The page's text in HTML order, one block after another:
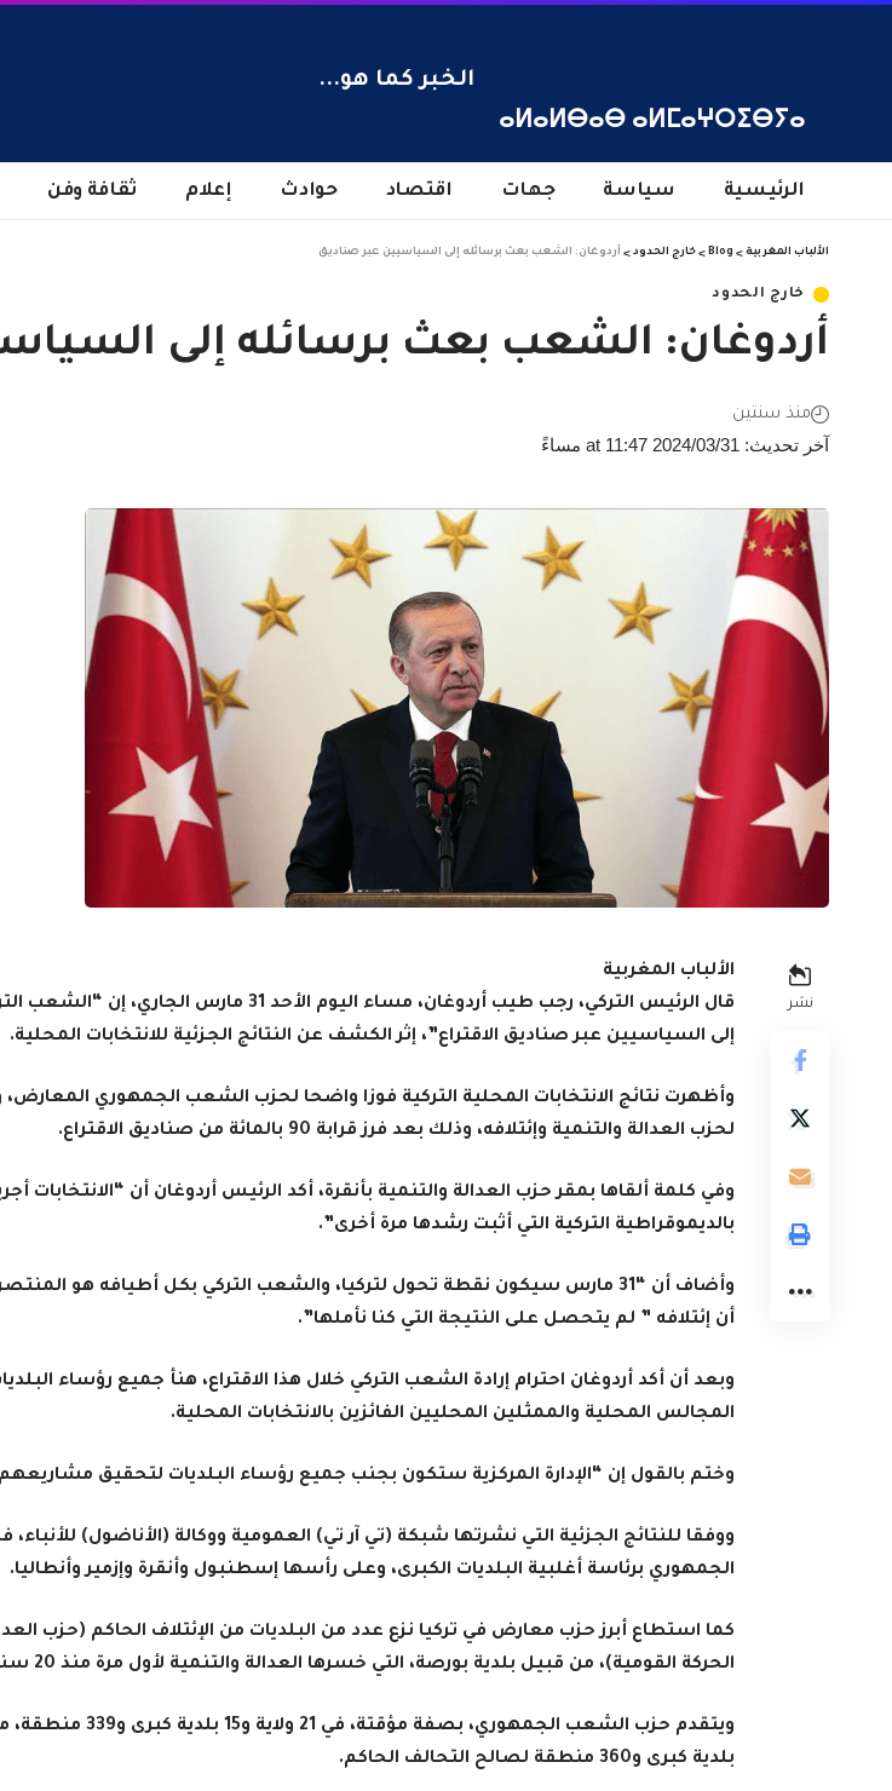
ⴰⵍⴰⵍⴱⴰⴱ ⴰⵍⵎⴰⵖⵔⵉⴱⵢⴰ
الخبر كما هو...
الرئيسية سياسة جهات اقتصاد حوادث إعلام ثقافة وفن
الألباب المغربية >
Blog
> خارج الحدود > أردوغان: الشعب بعث برسائله إلى السياسيين عبر صناديق
خارج الحدود
أردوغان: الشعب بعث برسائله إلى
آخر تحديث: 2024/03/31 at 11:47 مساءً
منذ سنتين
نشر
الألباب المغربية
قال الرئيس التركي، رجب طيب أردوغان، مساء اليوم الأحد 31 مارس
إلى السياسيين عبر صناديق الاقتراع”، إثر الكشف عن النتائج الجزئية للانتخابات المحلية.
وأظهرت نتائج الانتخابات المحلية التركية فوزا واضحا لحزب الشعب الجمهوري المعارض،
لحزب العدالة والتنمية وإئتلافه، وذلك بعد فرز قرابة 90 بالمائة من صناديق الاقتراع.
وفي كلمة ألقاها بمقر حزب العدالة والتنمية بأنقرة، أكد الرئيس أردوغان أن “الانتخابات
بالديموقراطية التركية التي أثبت رشدها مرة أخرى”.
وأضاف أن “31 مارس سيكون نقطة تحول لتركيا، والشعب التركي بكل أطيافه هو
أن إئتلافه ” لم يتحصل على النتيجة التي كنا نأملها”.
وبعد أن أكد أردوغان احترام إرادة الشعب التركي خلال هذا الاقتراع، هنأ جميع رؤساء
المجالس المحلية والممثلين المحليين الفائزين بالانتخابات المحلية.
وختم بالقول إن “الإدارة المركزية ستكون بجنب جميع رؤساء البلديات لتحقيق
ووفقا للنتائج الجزئية التي نشرتها شبكة (تي آر تي) العمومية ووكالة (الأناضول) للأنباء،
الجمهوري برئاسة أغلبية البلديات الكبرى، وعلى رأسها إسطنبول وأنقرة وإزمير وأنطاليا.
كما استطاع أبرز حزب معارض في تركيا نزع عدد من البلديات من الإئتلاف الحاكم ‏‏(حزب
الحركة القومية‏)، من قبيل بلدية بورصة، التي خسرها العدالة والتنمية لأول مرة منذ 20 سنة.
بلدية كبرى و360 منطقة لصالح التحالف الحاكم.